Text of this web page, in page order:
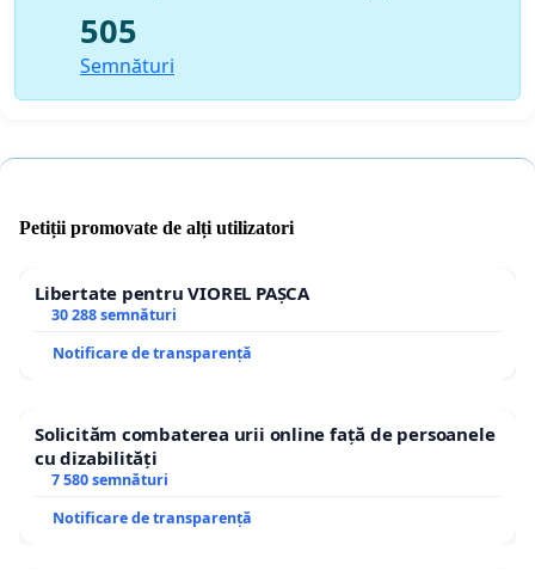
505
Semnături
Petiții promovate de alți utilizatori
Libertate pentru VIOREL PAȘCA
30 288 semnături
Notificare de transparență
Solicităm combaterea urii online față de persoanele
cu dizabilități
7 580 semnături
Notificare de transparență